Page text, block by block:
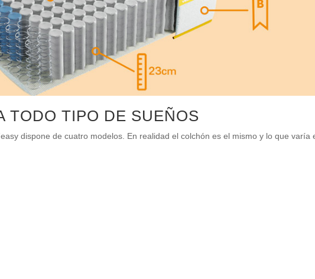
TODO TIPO DE SUEÑOS
dispone de cuatro modelos. En realidad el colchón es el mismo y lo que varía